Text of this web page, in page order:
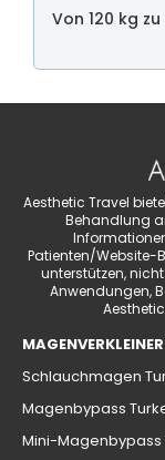
Von 120 kg
Aesthetic Travel
Behandlung
Patienten/Website-
unterstützen,
Anwendungen,
Schlauchmagen
Magenbypass
Mini-Magenbypass